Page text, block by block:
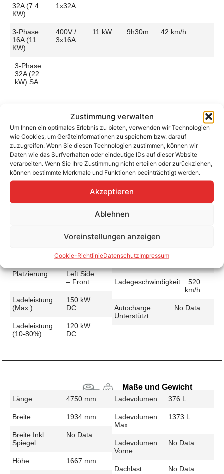
Zustimmung verwalten
Um Ihnen ein optimales Erlebnis zu bieten, verwenden wir Technologien
wie Cookies, um Geräteinformationen zu speichern bzw. darauf
zuzugreifen. Wenn Sie diesen Technologien zustimmen, können wir
Daten wie das Surfverhalten oder eindeutige IDs auf dieser Website
verarbeiten. Wenn Sie Ihre Zustimmung nicht erteilen oder zurückziehen,
können bestimmte Merkmale und Funktionen beeinträchtigt werden.
Akzeptieren
Ablehnen
Voreinstellungen anzeigen
Cookie-RichtlinieDatenschutzImpressum
32A (7.4
KW)
1x32A
3-Phase
16A (11
KW)
400V /
3x16A
11 kW 9h30m 42 km/h
3-Phase
32A (22
kW) SA
Aufladen zu Hause / am Fahrtziel
Ladeanschluss Type 2
Platzierung
Left Side
– Front
11 kW AC
Ladezeit (0-
>490 Km)
9h30m
Ladegeschwindigkeit43 km/h
Ladeanschluss CCS
Platzierung
Left Side
– Front
Ladeleistung
(max.)
150 kW
DC
Ladeleistung
(10-80%)
120 kW
DC
Ladezeit (49-
Ladegeschwindigkeit
520
km/h
Autocharge
Unterstützt
No Data
Maße und Gewicht
Länge 4750 mm
Breite 1934 mm
Breite Inkl.
Spiegel
No Data
Höhe 1667 mm
Ladevolumen 376 L
Ladevolumen
Max.
1373 L
Ladevolumen
Vorne
No Data
Dachlast No Data